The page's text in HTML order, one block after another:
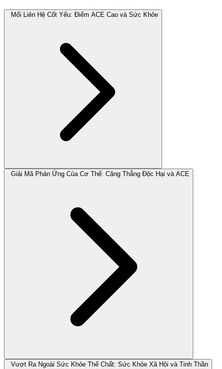
Mối Liên Hệ Cốt Yếu: Điểm ACE Cao và Sức Khỏe
Giải Mã Phản Ứng Của Cơ Thể: Căng Thẳng Độc Hại và ACE
Vượt Ra Ngoài Sức Khỏe Thể Chất: Sức Khỏe Xã Hội và Tinh Thần